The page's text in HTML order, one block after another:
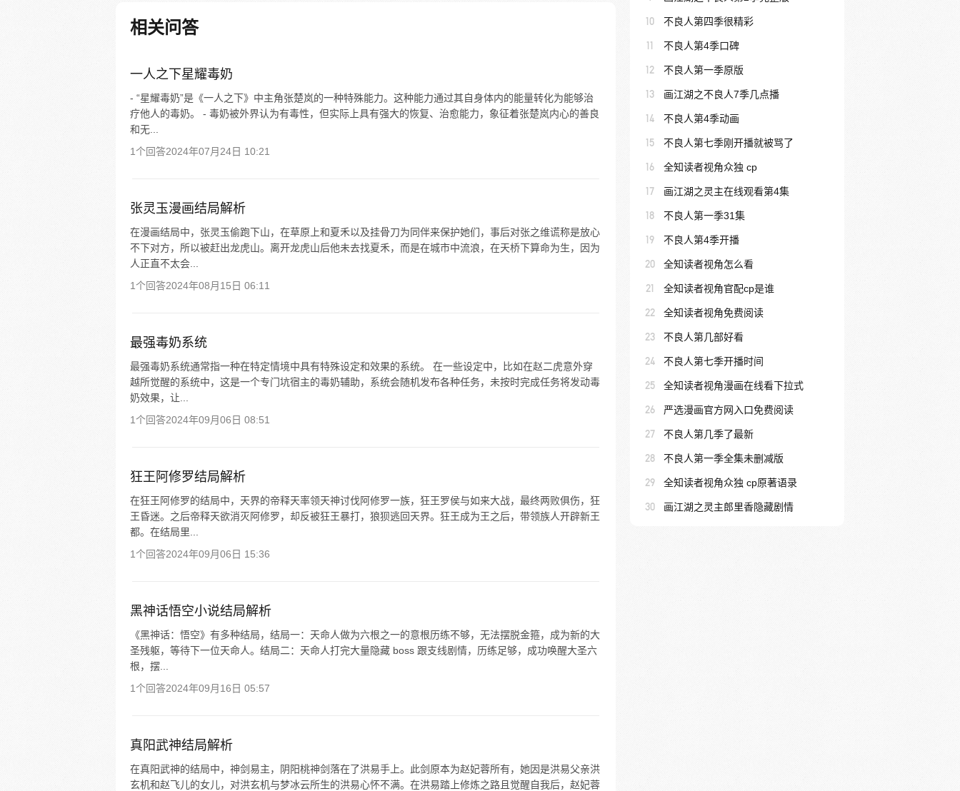
的医疗系觉醒者，因其奶谁谁社死的特
点，人称“毒奶”（每周六、周日更新）
相关问答
一人之下星耀毒奶
- “星耀毒奶”是《一人之下》中主角张楚岚的一种特殊能力。这种能力通过其自身体内的能量转化为能够治
疗他人的毒奶。 - 毒奶被外界认为有毒性，但实际上具有强大的恢复、治愈能力，象征着张楚岚内心的善良
和无...
1个回答2024年07月24日 10:21
张灵玉漫画结局解析
在漫画结局中，张灵玉偷跑下山，在草原上和夏禾以及挂骨刀为同伴来保护她们，事后对张之维谎称是放心
不下对方，所以被赶出龙虎山。离开龙虎山后他未去找夏禾，而是在城市中流浪，在天桥下算命为生，因为
人正直不太会...
1个回答2024年08月15日 06:11
最强毒奶系统
最强毒奶系统通常指一种在特定情境中具有特殊设定和效果的系统。 在一些设定中，比如在赵二虎意外穿
越所觉醒的系统中，这是一个专门坑宿主的毒奶辅助，系统会随机发布各种任务，未按时完成任务将发动毒
奶效果，让...
1个回答2024年09月06日 08:51
狂王阿修罗结局解析
在狂王阿修罗的结局中，天界的帝释天率领天神讨伐阿修罗一族，狂王罗侯与如来大战，最终两败俱伤，狂
王昏迷。之后帝释天欲消灭阿修罗，却反被狂王暴打，狼狈逃回天界。狂王成为王之后，带领族人开辟新王
都。在结局里...
1个回答2024年09月06日 15:36
黑神话悟空小说结局解析
《黑神话：悟空》有多种结局，结局一：天命人做为六根之一的意根历练不够，无法摆脱金箍，成为新的大
圣残躯，等待下一位天命人。结局二：天命人打完大量隐藏 boss 跟支线剧情，历练足够，成功唤醒大圣六
根，摆...
1个回答2024年09月16日 05:57
真阳武神结局解析
在真阳武神的结局中，神剑易主，阴阳桃神剑落在了洪易手上。此剑原本为赵妃蓉所有，她因是洪易父亲洪
玄机和赵飞儿的女儿，对洪玄机与梦冰云所生的洪易心怀不满。在洪易踏上修炼之路且觉醒自我后，赵妃蓉
10 不良人第四季很精彩
11 不良人第4季口碑
12 不良人第一季原版
13 画江湖之不良人7季几点播
14 不良人第4季动画
15 不良人第七季刚开播就被骂了
16 全知读者视角众独 cp
17 画江湖之灵主在线观看第4集
18 不良人第一季31集
19 不良人第4季开播
20 全知读者视角怎么看
21 全知读者视角官配cp是谁
22 全知读者视角免费阅读
23 不良人第几部好看
24 不良人第七季开播时间
25 全知读者视角漫画在线看下拉式
26 严选漫画官方网入口免费阅读
27 不良人第几季了最新
28 不良人第一季全集未删减版
29 全知读者视角众独 cp原著语录
30 画江湖之灵主郎里香隐藏剧情